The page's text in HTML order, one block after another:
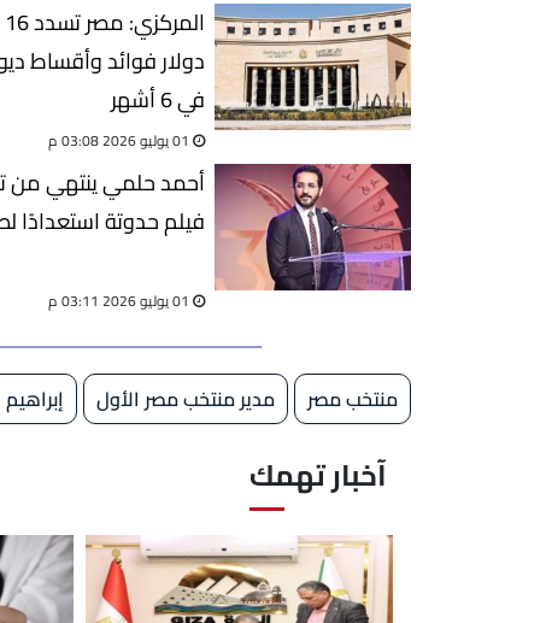
دولار فوائد وأقساط
في 6 أشهر
أحمد حلمي ينتهي من
فيلم حدوتة استعدادًا
منتخب مصر مدير منتخب مصر الأول
آخبار تهمك